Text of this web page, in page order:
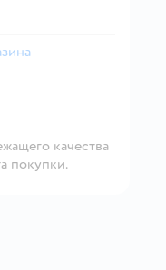
качества
покупки.